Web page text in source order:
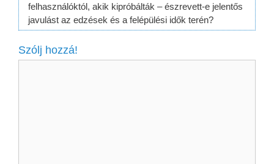
felhasználóktól, akik kipróbálták – észrevett-e jelentős
javulást az edzések és a felépülési idők terén?
Szólj hozzá!